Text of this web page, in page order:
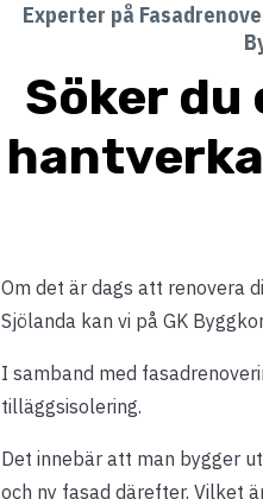
Experter på
Söker
Om det är dags att renovera
Sjölanda kan vi på GK
I samband med
tilläggsisolering.
Det innebär att man bygger
och ny fasad därefter. Vilket